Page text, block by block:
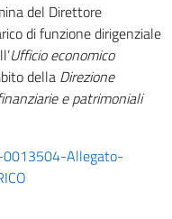
del Direttore
di funzione dirigenziale
Ufficio economico
della Direzione
e patrimoniali
0013504-Allegato-